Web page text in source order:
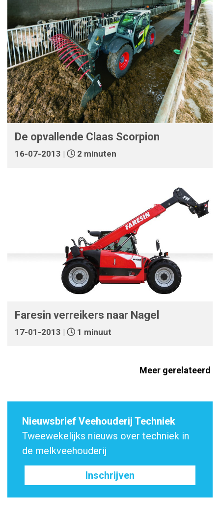
De opvallende Claas Scorpion
16-07-2013 | 2 minuten
Faresin verreikers naar Nagel
17-01-2013 | 1 minuut
Meer gerelateerd
Nieuwsbrief Veehouderij Techniek
Tweewekelijks nieuws over techniek in
de melkveehouderij
Inschrijven